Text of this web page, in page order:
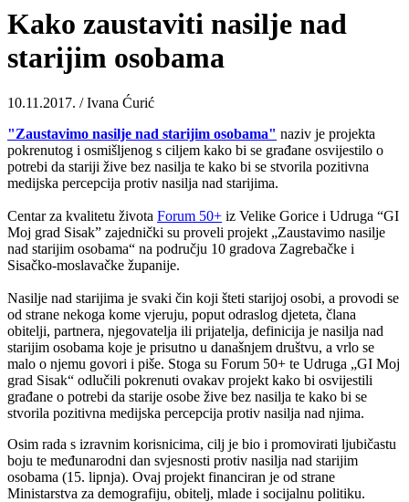
Kako zaustaviti nasilje nad
starijim osobama
10.11.2017. / Ivana Ćurić
"Zaustavimo nasilje nad starijim osobama" naziv je projekta
pokrenutog i osmišljenog s ciljem kako bi se građane osvijestilo o
potrebi da stariji žive bez nasilja te kako bi se stvorila pozitivna
medijska percepcija protiv nasilja nad starijima.
Centar za kvalitetu života Forum 50+ iz Velike Gorice i Udruga “GI
Moj grad Sisak” zajednički su proveli projekt „Zaustavimo nasilje
nad starijim osobama“ na području 10 gradova Zagrebačke i
Sisačko-moslavačke županije.
Nasilje nad starijima je svaki čin koji šteti starijoj osobi, a provodi se
od strane nekoga kome vjeruju, poput odraslog djeteta, člana
obitelji, partnera, njegovatelja ili prijatelja, definicija je nasilja nad
starijim osobama koje je prisutno u današnjem društvu, a vrlo se
malo o njemu govori i piše. Stoga su Forum 50+ te Udruga „GI Moj
grad Sisak“ odlučili pokrenuti ovakav projekt kako bi osvijestili
građane o potrebi da starije osobe žive bez nasilja te kako bi se
stvorila pozitivna medijska percepcija protiv nasilja nad njima.
Osim rada s izravnim korisnicima, cilj je bio i promovirati ljubičastu
boju te međunarodni dan svjesnosti protiv nasilja nad starijim
osobama (15. lipnja). Ovaj projekt financiran je od strane
Ministarstva za demografiju, obitelj, mlade i socijalnu politiku.